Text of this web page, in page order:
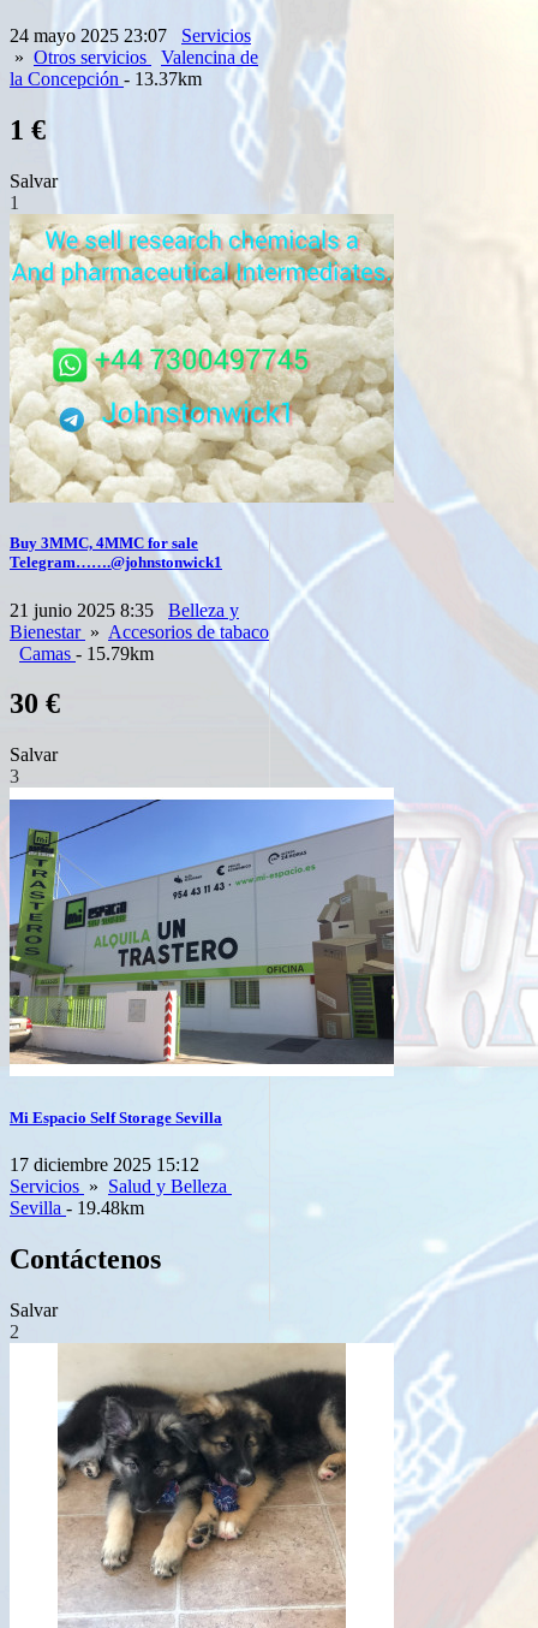
24 mayo 2025 23:07
Servicios
» Otros servicios
Valencina de
la Concepción - 13.37km
1 €
Salvar
1
Buy 3MMC, 4MMC for sale
Telegram…….@johnstonwick1
21 junio 2025 8:35
Belleza y
Bienestar » Accesorios de tabaco
Camas - 15.79km
30 €
Salvar
3
Mi Espacio Self Storage Sevilla
17 diciembre 2025 15:12
Servicios » Salud y Belleza
Sevilla - 19.48km
Contáctenos
Salvar
2